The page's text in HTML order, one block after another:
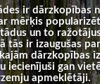
ir dārzkopības
mērķis
un to
tās ir izaugušas par
dārzkopības
iecienījuši gan
apmeklētāji.